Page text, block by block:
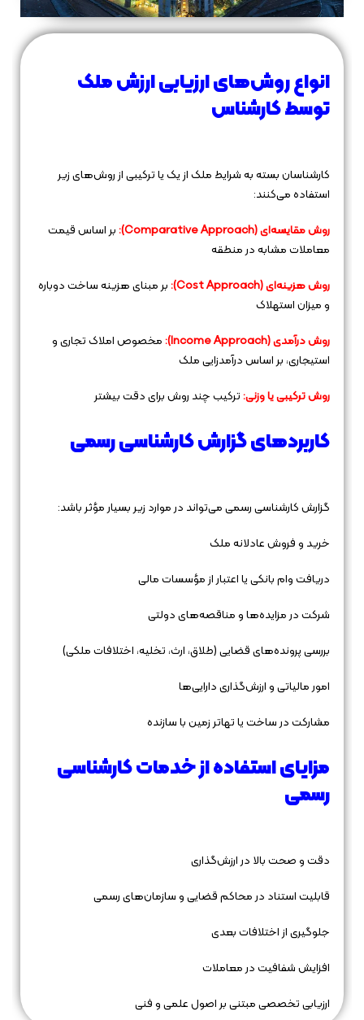
انواع روش‌های ارزیابی ارزش ملک
توسط کارشناس
کارشناسان بسته به شرایط ملک از یک یا ترکیبی از روش‌های زیر
استفاده می‌کنند:
روش مقایسه‌ای (Comparative Approach):
بر اساس قیمت
معاملات مشابه در منطقه
روش هزینه‌ای (Cost Approach):
بر مبنای هزینه ساخت دوباره
و میزان استهلاک
روش درآمدی (Income Approach):
مخصوص املاک تجاری و
استیجاری، بر اساس درآمدزایی ملک
روش ترکیبی یا وزنی:ترکیب چند روش برای دقت بیشتر
کاربردهای گزارش کارشناسی رسمی
گزارش کارشناسی رسمی می‌تواند در موارد زیر بسیار مؤثر باشد:
خرید و فروش عادلانه ملک
دریافت وام بانکی یا اعتبار از مؤسسات مالی
شرکت در مزایده‌ها و مناقصه‌های دولتی
بررسی پرونده‌های قضایی (طلاق، ارث، تخلیه، اختلافات ملکی)
امور مالیاتی و ارزش‌گذاری دارایی‌ها
مشارکت در ساخت یا تهاتر زمین با سازنده
مزایای استفاده از خدمات کارشناسی
رسمی
دقت و صحت بالا در ارزش‌گذاری
قابلیت استناد در محاکم قضایی و سازمان‌های رسمی
جلوگیری از اختلافات بعدی
افزایش شفافیت در معاملات
ارزیابی تخصصی مبتنی بر اصول علمی و فنی